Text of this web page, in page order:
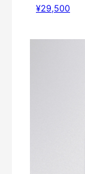
¥29,500